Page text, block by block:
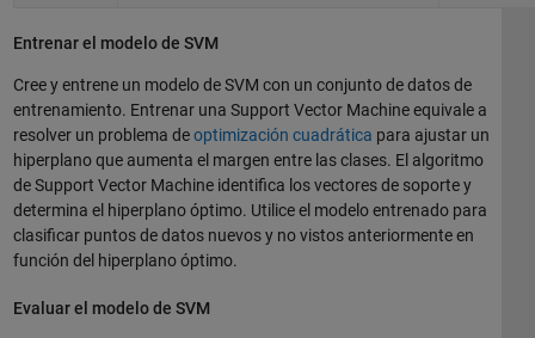
Entrenar el modelo de SVM
Cree y entrene un modelo de SVM con un conjunto de datos de
entrenamiento. Entrenar una Support Vector Machine equivale a
resolver un problema deoptimización cuadrática para ajustar un
hiperplano que aumenta el margen entre las clases. El algoritmo
de Support Vector Machine identifica los vectores de soporte y
determina el hiperplano óptimo. Utilice el modelo entrenado para
clasificar puntos de datos nuevos y no vistos anteriormente en
función del hiperplano óptimo.
Evaluar el modelo de SVM